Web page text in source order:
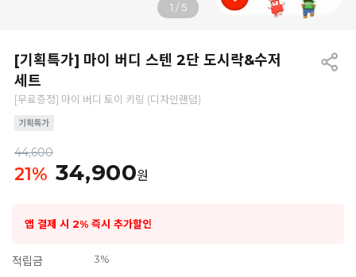
1 /5
[기획특가] 마이 버디 스텐 2단 도시락&수저
세트
[무료증정] 마이 버디 토이 키링 (디자인랜덤)
44,600
21% 34,900원
앱 결제 시 2% 즉시 추가할인
적립금 3%